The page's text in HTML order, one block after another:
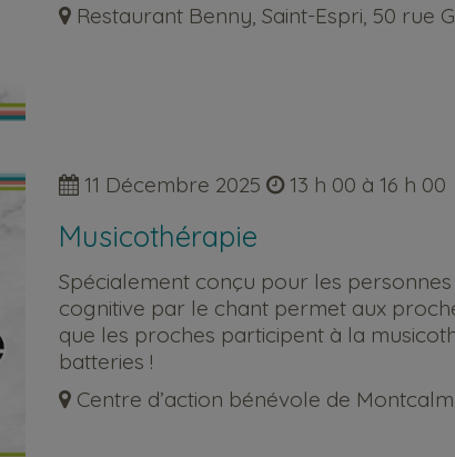
Restaurant Benny, Saint-Espri, 50 rue
11 Décembre 2025 13 h 00 à 16 h 00
Musicothérapie
Spécialement conçu pour les
cognitive par le chant permet aux
que les proches participent à la
batteries !
Centre d’action bénévole de